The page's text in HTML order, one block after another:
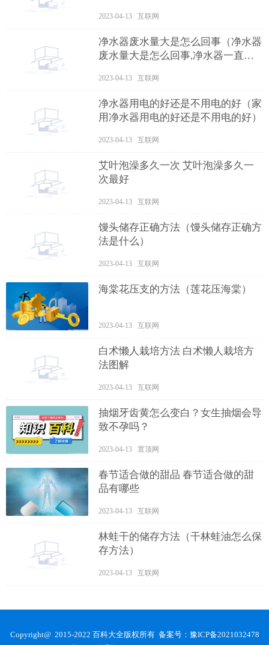
2023-04-13 互联网
净水器废水量大是怎么回事（净水器
废水量大是怎么回事,净水器一直排
2023-04-13 互联网
净水器用电的好还是不用电的好（家
用净水器用电的好还是不用电的好）
2023-04-13 互联网
艾叶泡澡多久一次 艾叶泡澡多久一
次最好
2023-04-13 互联网
馒头储存正确方法（馒头储存正确方
法是什么）
2023-04-13 互联网
海棠花压支的方法（莲花压海棠）
2023-04-13 互联网
白术懒人栽培方法 白术懒人栽培方
法图解
2023-04-13 互联网
抽烟牙齿黄怎么变白？女生抽烟会导
致不孕吗？
2023-04-13 置顶网
春节适合做的甜品 春节适合做的甜
品有哪些
2023-04-13 互联网
林蛙干的储存方法（干林蛙油怎么保
存方法）
2023-04-13 互联网
Copyright@ 2015-2022 百科大全版权所有 备案号： 豫ICP备2021032478